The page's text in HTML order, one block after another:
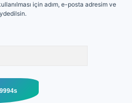
için adım, e-posta adresim ve